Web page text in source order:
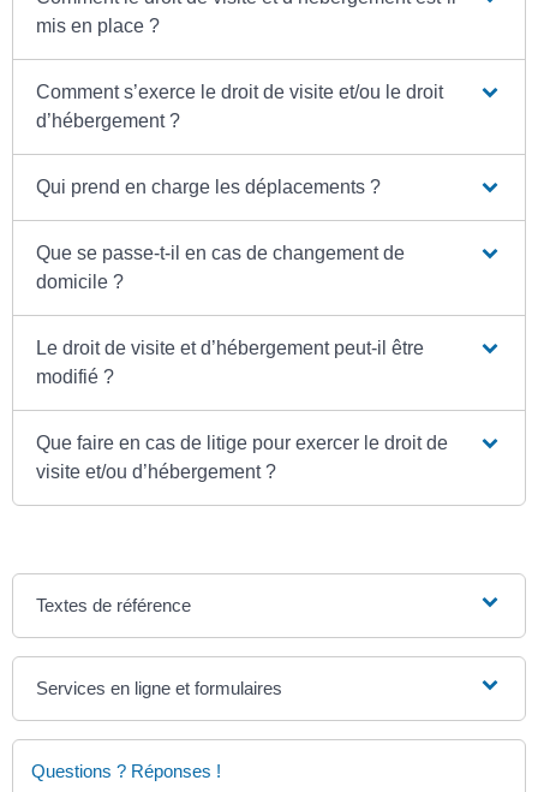
mis en place ?
Comment s’exerce le droit de visite et/ou le droit
d’hébergement ?
Qui prend en charge les déplacements ?
Que se passe-t-il en cas de changement de
domicile ?
Le droit de visite et d’hébergement peut-il être
modifié ?
Que faire en cas de litige pour exercer le droit de
visite et/ou d’hébergement ?
Textes de référence
Services en ligne et formulaires
Questions ? Réponses !